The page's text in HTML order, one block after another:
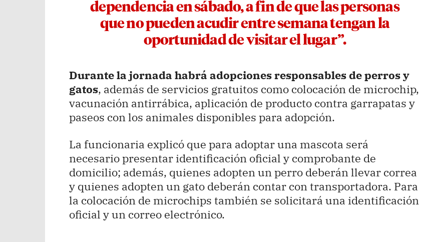
dependencia en sábado, a fin de que las personas
que no pueden acudir entre semana tengan la
oportunidad de visitar el lugar”.
Durante la jornada habrá adopciones responsables de perros y
gatos, además de servicios gratuitos como colocación de microchip,
vacunación antirrábica, aplicación de producto contra garrapatas y
paseos con los animales disponibles para adopción.
La funcionaria explicó que para adoptar una mascota será
necesario presentar identificación oficial y comprobante de
domicilio; además, quienes adopten un perro deberán llevar correa
y quienes adopten un gato deberán contar con transportadora. Para
la colocación de microchips también se solicitará una identificación
oficial y un correo electrónico.